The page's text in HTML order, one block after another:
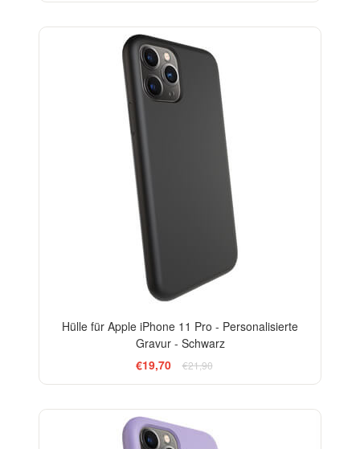
Hülle für Apple iPhone 11 Pro - Personalisierte
Gravur - Schwarz
€19,70
€21,90